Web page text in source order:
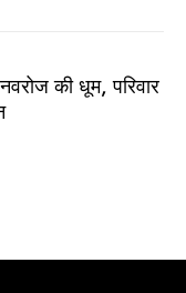
की धूम, परिवार